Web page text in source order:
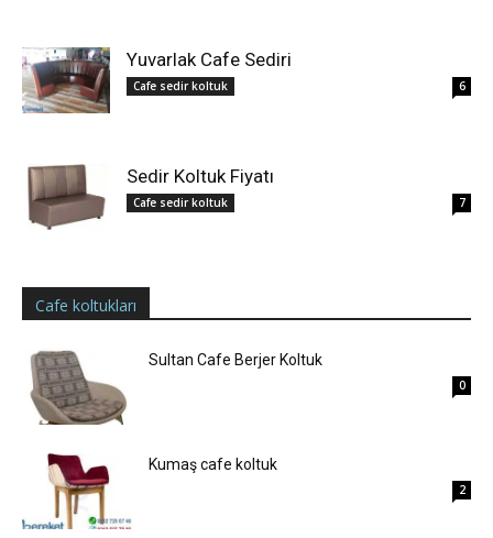
Yuvarlak Cafe Sediri
Cafe sedir koltuk 6
Sedir Koltuk Fiyatı
Cafe sedir koltuk 7
Cafe koltukları
Sultan Cafe Berjer Koltuk
0
Kumaş cafe koltuk
2